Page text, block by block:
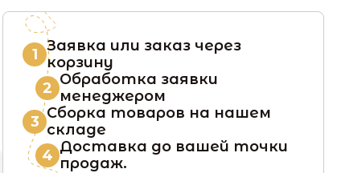
1 Заявка или заказ через
корзину
2 Обработка заявки
менеджером
3 Сборка товаров на нашем
складе
4 Доставка до вашей точки
продаж.